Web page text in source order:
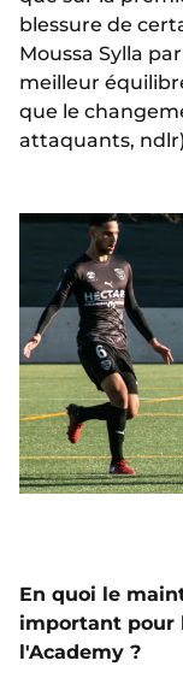
blessure de
Moussa Sylla
meilleur
que le
attaquants,
En quoi le
important pour
l'Academy ?